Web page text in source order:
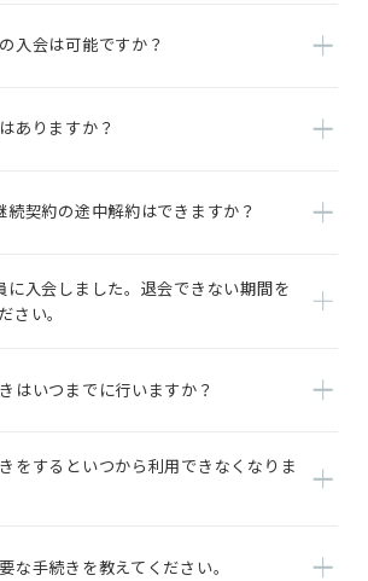
入会は可能ですか？
ありますか？
続契約の途中解約はできますか？
に入会しました。退会できない期間を
さい。
はいつまでに行いますか？
をするといつから利用できなくなりま
な手続きを教えてください。